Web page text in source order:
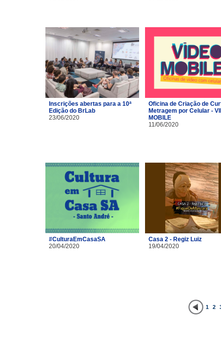
Inscrições abertas para a 10ª
Edição do BrLab
23/06/2020
Oficina de Criação de
Metragem por Celular -
MOBILE
11/06/2020
#CulturaEmCasaSA
20/04/2020
Casa 2 - Regiz Luiz
19/04/2020
1 2